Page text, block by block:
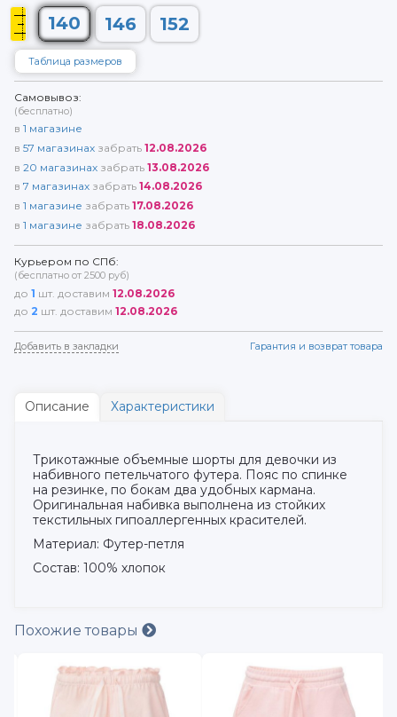
140 146 152
Таблица размеров
Самовывоз:
(бесплатно)
в 1 магазине
в 57 магазинах забрать 12.08.2026
в 20 магазинах забрать 13.08.2026
в 7 магазинах забрать 14.08.2026
в 1 магазине забрать 17.08.2026
в 1 магазине забрать 18.08.2026
Курьером по СПб:
(бесплатно от 2500 руб)
до 1 шт. доставим 12.08.2026
до 2 шт. доставим 12.08.2026
Добавить в закладки Гарантия и возврат товара
Описание Характеристики
Трикотажные объемные шорты для девочки из
набивного петельчатого футера. Пояс по спинке
на резинке, по бокам два удобных кармана.
Оригинальная набивка выполнена из стойких
текстильных гипоаллергенных красителей.
Материал: Футер-петля
Состав: 100% хлопок
Похожие товары